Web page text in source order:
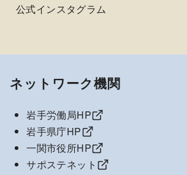
公式インスタグラム
ネットワーク機関
岩手労働局HP
岩手県庁HP
一関市役所HP
サポステネット